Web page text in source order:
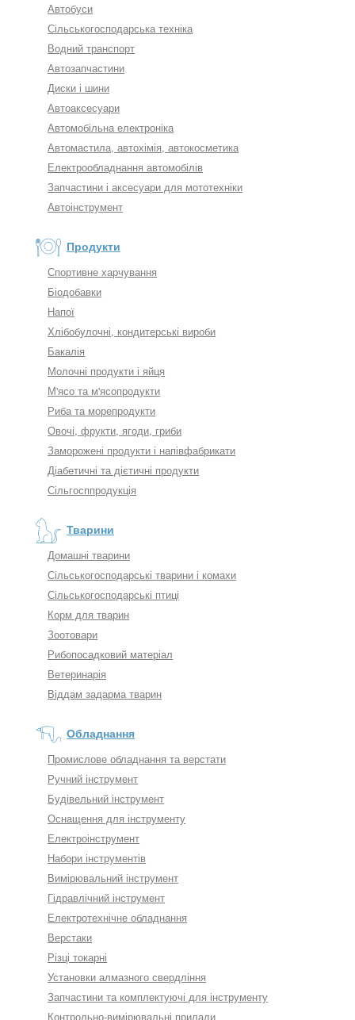
Автобуси
Сільськогосподарська техніка
Водний транспорт
Автозапчастини
Диски і шини
Автоаксесуари
Автомобільна електроніка
Автомастила, автохімія, автокосметика
Електрообладнання автомобілів
Запчастини і аксесуари для мототехніки
Автоінструмент
Продукти
Спортивне харчування
Біодобавки
Напої
Хлібобулочні, кондитерські вироби
Бакалія
Молочні продукти і яйця
М'ясо та м'ясопродукти
Риба та морепродукти
Овочі, фрукти, ягоди, гриби
Заморожені продукти і напівфабрикати
Діабетичні та дієтичні продукти
Сільгосппродукція
Тварини
Домашні тварини
Сільськогосподарські тварини і комахи
Сільськогосподарські птиці
Корм для тварин
Зоотовари
Рибопосадковий матеріал
Ветеринарія
Віддам задарма тварин
Обладнання
Промислове обладнання та верстати
Ручний інструмент
Будівельний інструмент
Оснащення для інструменту
Електроінструмент
Набори інструментів
Вимірювальний інструмент
Гідравлічний інструмент
Електротехнічне обладнання
Верстаки
Різці токарні
Установки алмазного свердління
Запчастини та комплектуючі для інструменту
Контрольно-вимірювальні прилади